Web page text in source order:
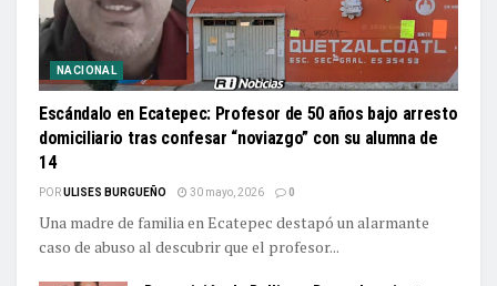
NACIONAL
Escándalo en Ecatepec: Profesor de 50 años bajo arresto
domiciliario tras confesar “noviazgo” con su alumna de
14
PORULISES BURGUEÑO 30 mayo, 2026 0
Una madre de familia en Ecatepec destapó un alarmante
caso de abuso al descubrir que el profesor...